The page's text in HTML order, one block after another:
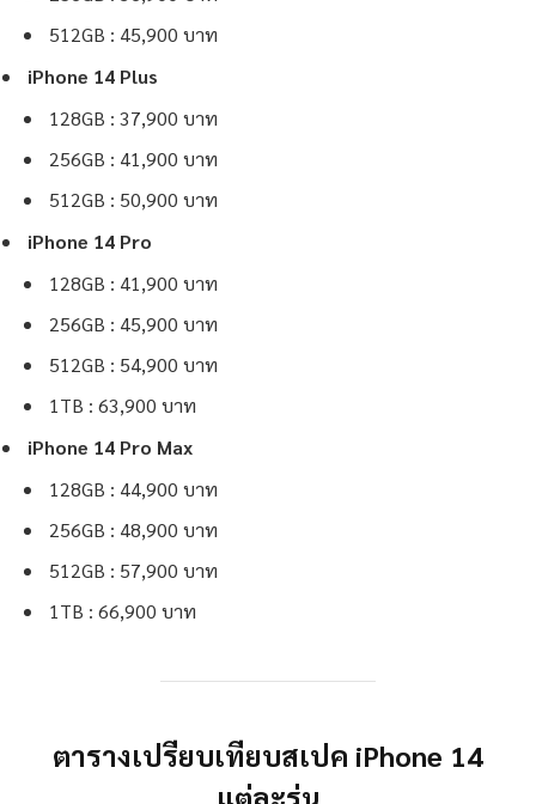
512GB : 45,900 บาท
iPhone 14 Plus
128GB : 37,900 บาท
256GB : 41,900 บาท
512GB : 50,900 บาท
iPhone 14 Pro
128GB : 41,900 บาท
256GB : 45,900 บาท
512GB : 54,900 บาท
1TB : 63,900 บาท
iPhone 14 Pro Max
128GB : 44,900 บาท
256GB : 48,900 บาท
512GB : 57,900 บาท
1TB : 66,900 บาท
ตารางเปรียบเทียบสเปค iPhone 14